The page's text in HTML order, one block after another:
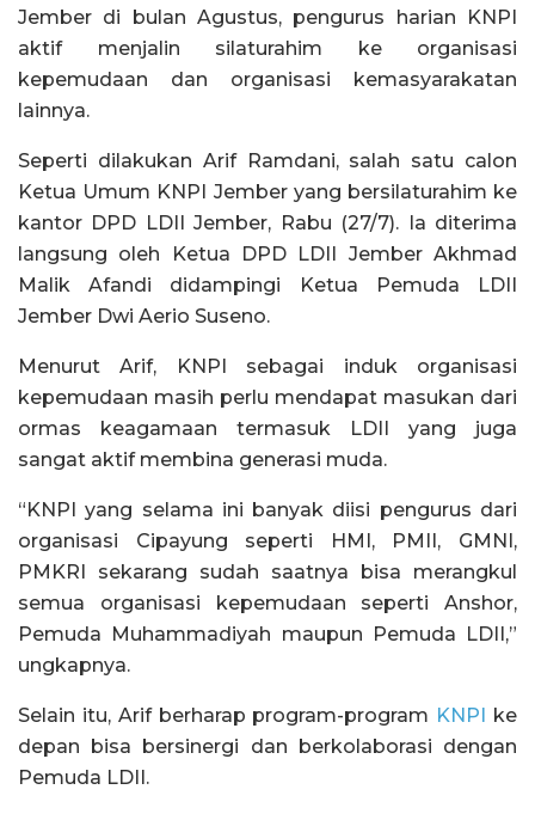
Jember di bulan Agustus, pengurus harian KNPI
aktif menjalin silaturahim ke organisasi
kepemudaan dan organisasi kemasyarakatan
lainnya.
Seperti dilakukan Arif Ramdani, salah satu calon
Ketua Umum KNPI Jember yang bersilaturahim ke
kantor DPD LDII Jember, Rabu (27/7). Ia diterima
langsung oleh Ketua DPD LDII Jember Akhmad
Malik Afandi didampingi Ketua Pemuda LDII
Jember Dwi Aerio Suseno.
Menurut Arif, KNPI sebagai induk organisasi
kepemudaan masih perlu mendapat masukan dari
ormas keagamaan termasuk LDII yang juga
sangat aktif membina generasi muda.
“KNPI yang selama ini banyak diisi pengurus dari
organisasi Cipayung seperti HMI, PMII, GMNI,
PMKRI sekarang sudah saatnya bisa merangkul
semua organisasi kepemudaan seperti Anshor,
Pemuda Muhammadiyah maupun Pemuda LDII,”
ungkapnya.
Selain itu, Arif berharap program-program KNPI ke
depan bisa bersinergi dan berkolaborasi dengan
Pemuda LDII.